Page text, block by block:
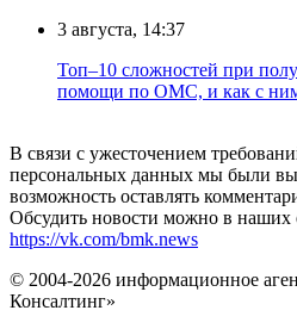
3 августа, 14:37
Топ–10 сложностей при
помощи по ОМС, и как с
В связи с ужесточением
персональных данных мы были
возможность оставлять
Обсудить новости можно в наших
https://vk.com/bmk.news
© 2004-2026 информационное
Консалтинг»